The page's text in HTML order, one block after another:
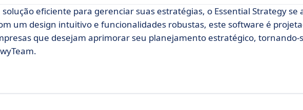
eficiente para gerenciar suas estratégias, o Essential Strategy se
um design intuitivo e funcionalidades robustas, este software é
que desejam aprimorar seu planejamento estratégico, tornando-